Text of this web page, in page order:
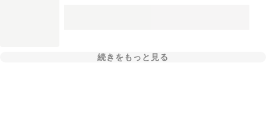
続きをもっと見る